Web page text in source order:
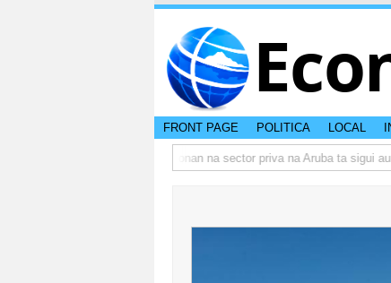
FRONT PAGE POLITICA LOCAL
Prestamonan na sector priva na Aruba ta sigui